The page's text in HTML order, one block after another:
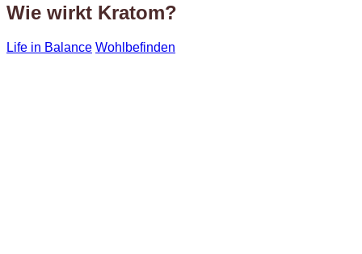
Wie wirkt Kratom?
Life in Balance Wohlbefinden